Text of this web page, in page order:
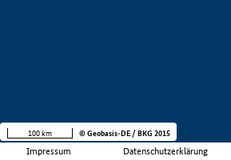
Impressum Datenschutzerklärung
100 km © Geobasis-DE / BKG 2015